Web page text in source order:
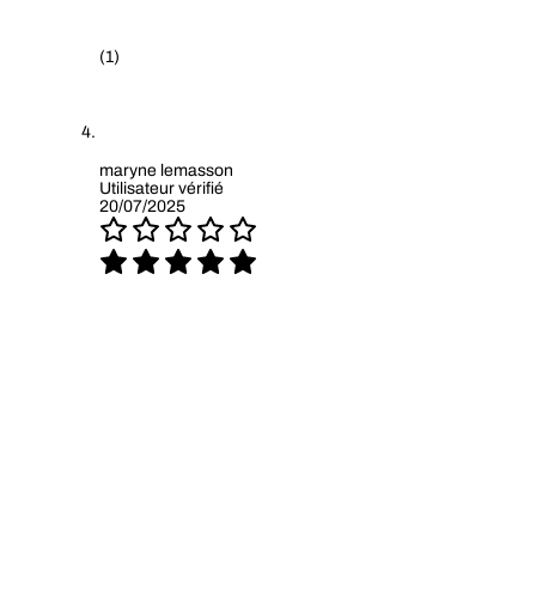
(1)
maryne lemasson
Utilisateur vérifié
20/07/2025